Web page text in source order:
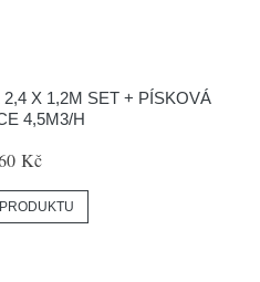
X 1,2M SET + PÍSKOVÁ
4,5M3/H
Kč